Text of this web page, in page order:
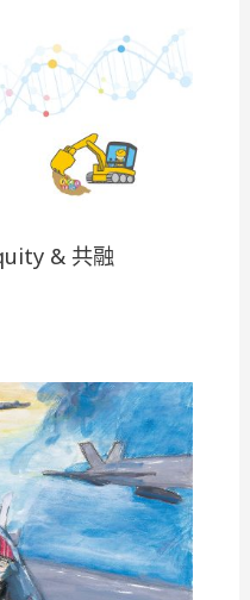
& 共融